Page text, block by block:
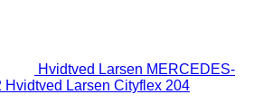
Hvidtved Larsen MERCEDES-
Hvidtved Larsen Cityflex 204